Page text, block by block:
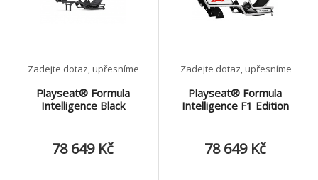
Playseat® Formula
Intelligence Black
Zadejte dotaz, upřesníme
78 649 Kč
Playseat® Formula
Intelligence F1 Edition
Zadejte dotaz, upřesníme
78 649 Kč